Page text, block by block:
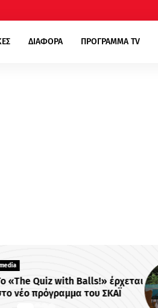
ΔΙΑΦΟΡΑ ΠΡΟΓΡΑΜΜΑ TV
Το «Stars System» γίνεται
καθημερινό στο Star...